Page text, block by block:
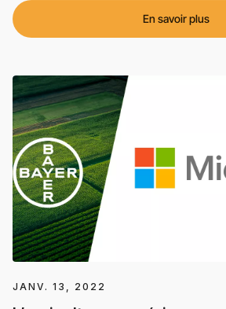
En savoir plus
JANV. 13, 2022